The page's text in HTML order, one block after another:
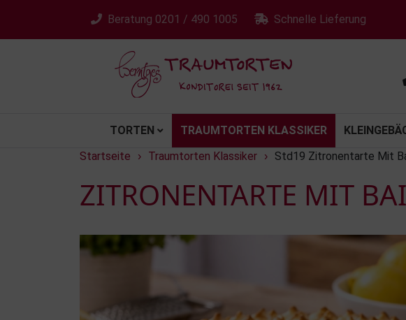
Beratung 0201 / 490 1005 Schnelle Lieferung
TORTEN TRAUMTORTEN KLASSIKER
Startseite
› Traumtorten Klassiker › Std19 Zitronentarte Mit
ZITRONENTARTE MIT